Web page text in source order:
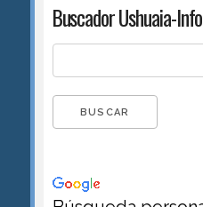
Buscador Ushuaia-Info